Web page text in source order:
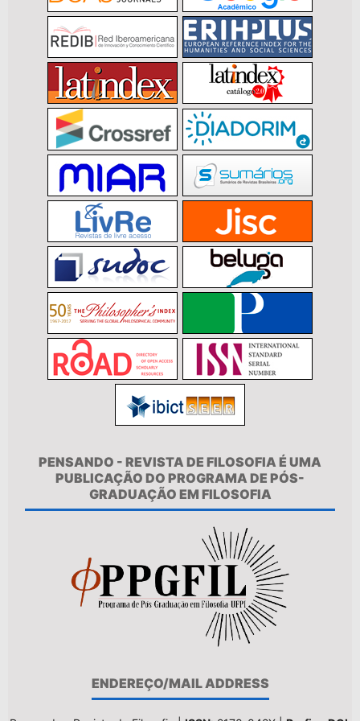
PENSANDO - REVISTA DE FILOSOFIA É UMA
PUBLICAÇÃO DO PROGRAMA DE PÓS-
GRADUAÇÃO EM FILOSOFIA
ENDEREÇO/MAIL ADDRESS